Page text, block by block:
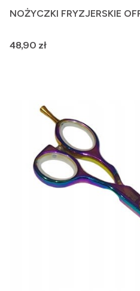
NOŻYCZKI FRYZJERSKIE
Cena
48,90 zł